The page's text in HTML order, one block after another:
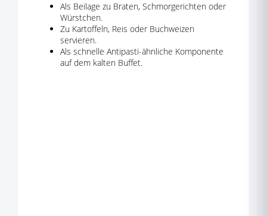
Als Beilage zu Braten, Schmorgerichten oder
Würstchen.
Zu Kartoffeln, Reis oder Buchweizen
servieren.
Als schnelle Antipasti-ähnliche Komponente
auf dem kalten Buffet.